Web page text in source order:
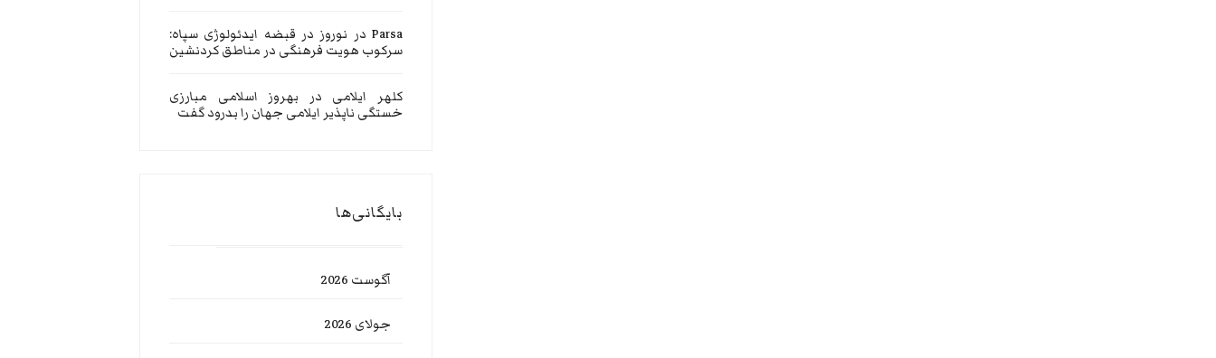
Parsaدر نوروز در قبضه ایدئولوژی سپاه:
سرکوب هویت فرهنگی در مناطق کردنشین
کلهر ایلامی در بهروز اسلامی مبارزی
خستگی ناپذیر ایلامی جهان را بدرود گفت
بایگانی‌ها
آگوست 2026
جولای 2026